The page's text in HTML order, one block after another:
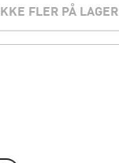
IKKE FLER PÅ LAGER